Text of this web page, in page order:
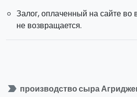
Залог, оплаченный на сайте во
не возвращается.
label_important производство сыра